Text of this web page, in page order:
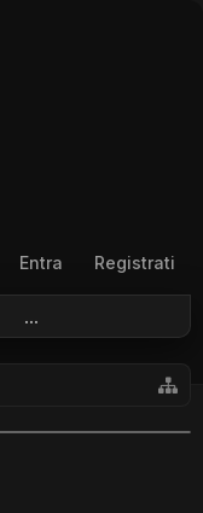
...
Entra Registrati